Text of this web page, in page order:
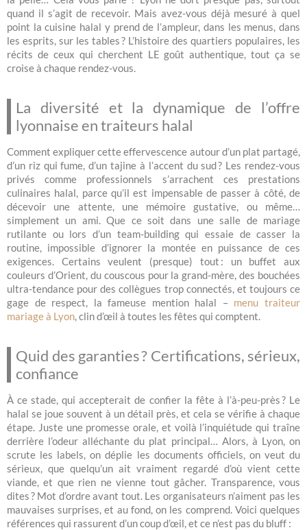
quand il s’agit de recevoir. Mais avez-vous déjà mesuré à quel
point la cuisine halal y prend de l’ampleur, dans les menus, dans
les esprits, sur les tables ? L’histoire des quartiers populaires, les
récits de ceux qui cherchent LE goût authentique, tout ça se
croise à chaque rendez-vous.
La diversité et la dynamique de l’offre
lyonnaise en traiteurs halal
Comment expliquer cette effervescence autour d’un plat partagé,
d’un riz qui fume, d’un tajine à l’accent du sud ? Les rendez-vous
privés comme professionnels s’arrachent ces prestations
culinaires halal, parce qu’il est impensable de passer à côté, de
décevoir une attente, une mémoire gustative, ou même…
simplement un ami. Que ce soit dans une salle de mariage
rutilante ou lors d’un team-building qui essaie de casser la
routine, impossible d’ignorer la montée en puissance de ces
exigences. Certains veulent (presque) tout : un buffet aux
couleurs d’Orient, du couscous pour la grand-mère, des bouchées
ultra-tendance pour des collègues trop connectés, et toujours ce
gage de respect, la fameuse mention halal – menu traiteur
mariage à Lyon, clin d’œil à toutes les fêtes qui comptent.
Quid des garanties ? Certifications, sérieux,
confiance
À ce stade, qui accepterait de confier la fête à l’à-peu-près ? Le
halal se joue souvent à un détail près, et cela se vérifie à chaque
étape. Juste une promesse orale, et voilà l’inquiétude qui traîne
derrière l’odeur alléchante du plat principal… Alors, à Lyon, on
scrute les labels, on déplie les documents officiels, on veut du
sérieux, que quelqu’un ait vraiment regardé d’où vient cette
viande, et que rien ne vienne tout gâcher. Transparence, vous
dites ? Mot d’ordre avant tout. Les organisateurs n’aiment pas les
mauvaises surprises, et au fond, on les comprend. Voici quelques
références qui rassurent d’un coup d’œil, et ce n’est pas du bluff :